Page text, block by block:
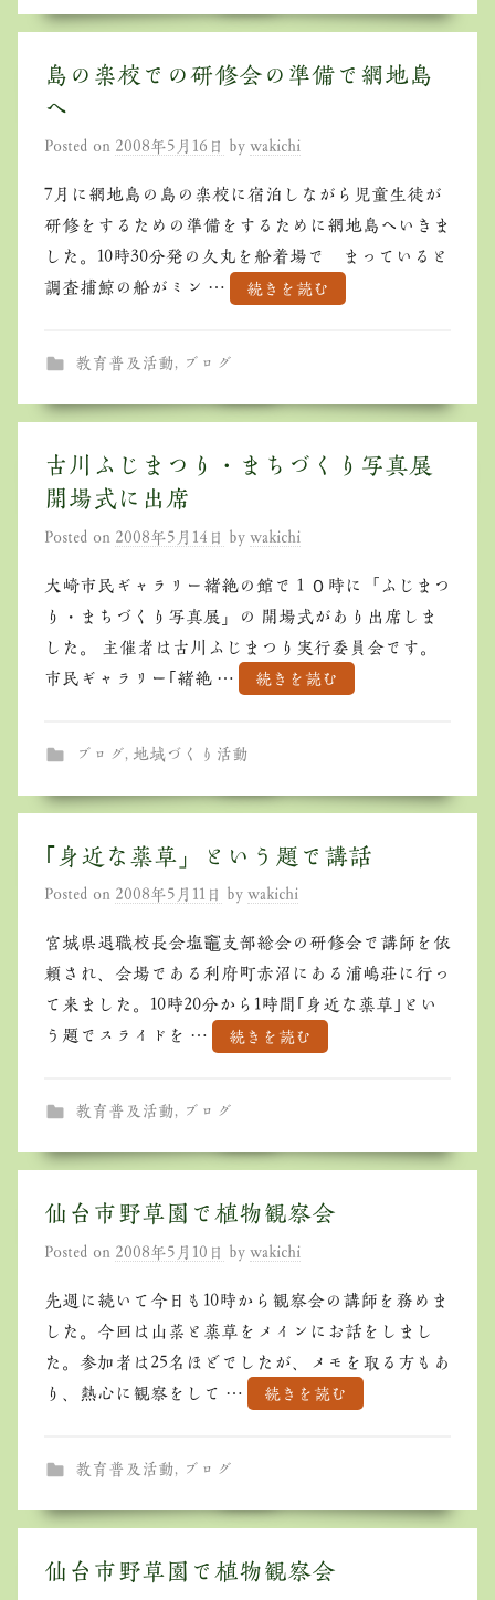
島の楽校での研修会の準備で網地島
へ
Posted on 2008年5月16日 by wakichi
7月に網地島の島の楽校に宿泊しながら児童生徒が
研修をするための準備をするために網地島へいきま
した。10時30分発の久丸を船着場で まっていると
調査捕鯨の船がミン …
続きを読む
教育普及活動, ブログ
古川ふじまつり・まちづくり写真展
開場式に出席
Posted on 2008年5月14日 by wakichi
大崎市民ギャラリー緒絶の館で１０時に「ふじまつ
り・まちづくり写真展」の 開場式があり出席しま
した。 主催者は古川ふじまつり実行委員会です。
市民ギャラリー｢緒絶 …
続きを読む
ブログ, 地域づくり活動
｢身近な薬草」という題で講話
Posted on 2008年5月11日 by wakichi
宮城県退職校長会塩竈支部総会の研修会で講師を依
頼され、会場である利府町赤沼にある浦嶋荘に行っ
て来ました。10時20分から1時間｢身近な薬草｣とい
う題でスライドを …
続きを読む
教育普及活動, ブログ
仙台市野草園で植物観察会
Posted on 2008年5月10日 by wakichi
先週に続いて今日も10時から観察会の講師を務めま
した。今回は山菜と薬草をメインにお話をしまし
た。参加者は25名ほどでしたが、メモを取る方もあ
り、熱心に観察をして …
続きを読む
教育普及活動, ブログ
仙台市野草園で植物観察会